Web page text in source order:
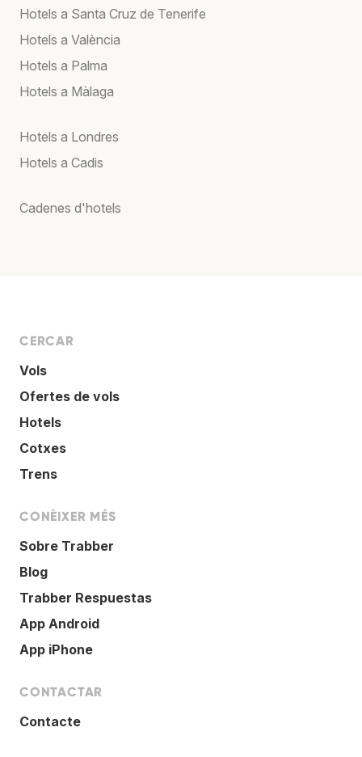
Hotels a Santa Cruz de Tenerife
Hotels a València
Hotels a Palma
Hotels a Màlaga
Hotels a Londres
Hotels a Cadis
Cadenes d'hotels
CERCAR
Vols
Ofertes de vols
Hotels
Cotxes
Trens
CONÈIXER MÉS
Sobre Trabber
Blog
Trabber Respuestas
App Android
App iPhone
CONTACTAR
Contacte